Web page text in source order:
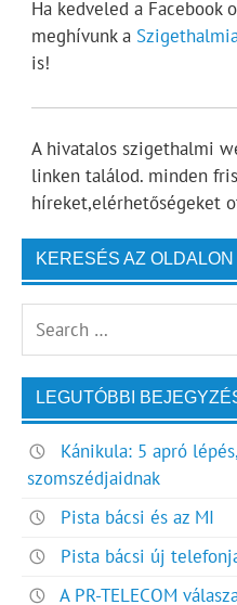
Ha kedveled a Facebook
meghívunk a
is!
A hivatalos szigethalmi
linken találod. minden
híreket,elérhetőségeket
KERESÉS AZ OLDALON
LEGUTÓBBI
Kánikula: 5 apró
szomszédjaidnak
Pista bácsi és az MI
Pista bácsi új
A PR-TELECOM